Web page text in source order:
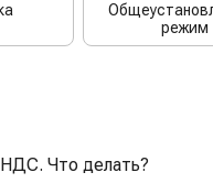
режим
Что делать?